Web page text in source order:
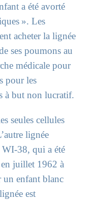
a été avorté
». Les
acheter la lignée
ses poumons au
médicale pour
pour les
à but non lucratif.
seules cellules
lignée
WI-38, qui a été
juillet 1962 à
un enfant blanc
est